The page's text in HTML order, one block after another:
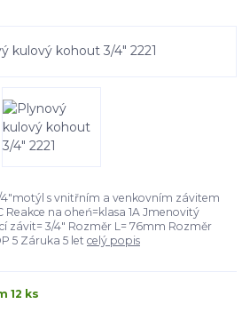
s vnitřním a venkovním závitem
na oheń=klasa 1A Jmenovitý
závit= 3/4" Rozměr L= 76mm Rozměr
5 Záruka 5 let celý popis
12 ks